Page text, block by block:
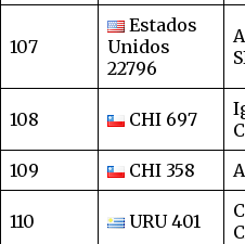
107
Estados
Unidos
22796
108 CHI 697
109 CHI 358
110 URU 401